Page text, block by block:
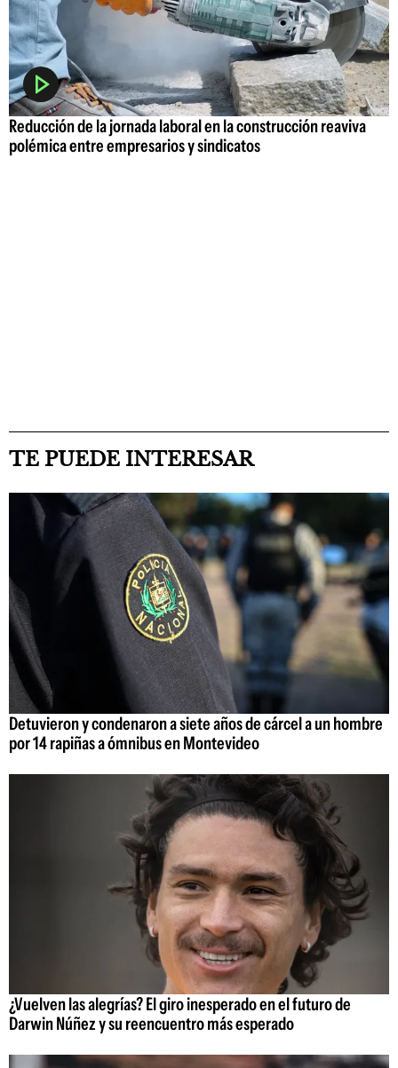
Reducción de la jornada laboral en la construcción reaviva
polémica entre empresarios y sindicatos
TE PUEDE INTERESAR
Detuvieron y condenaron a siete años de cárcel a un hombre
por 14 rapiñas a ómnibus en Montevideo
¿Vuelven las alegrías? El giro inesperado en el futuro de
Darwin Núñez y su reencuentro más esperado